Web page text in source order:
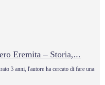
Eremita – Storia,...
3 anni, l'autore ha cercato di fare una